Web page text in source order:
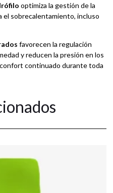
optimiza la gestión de la
el sobrecalentamiento, incluso
favorecen la regulación
y reducen la presión en los
continuado durante toda